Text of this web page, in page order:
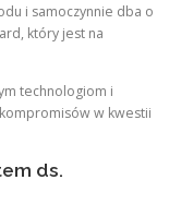
i samoczynnie dba o
który jest na
technologiom i
w kwestii
ds.